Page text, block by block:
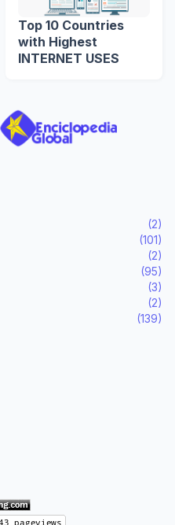
Top 10 Countries
with Highest
INTERNET USES
(2)
(101)
(2)
(95)
(3)
(2)
(139)